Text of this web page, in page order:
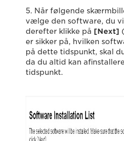
5. Når følgende
vælge den software, du
derefter klikke på [Next]
er sikker på, hvilken
på dette tidspunkt, skal
da du altid kan
tidspunkt.